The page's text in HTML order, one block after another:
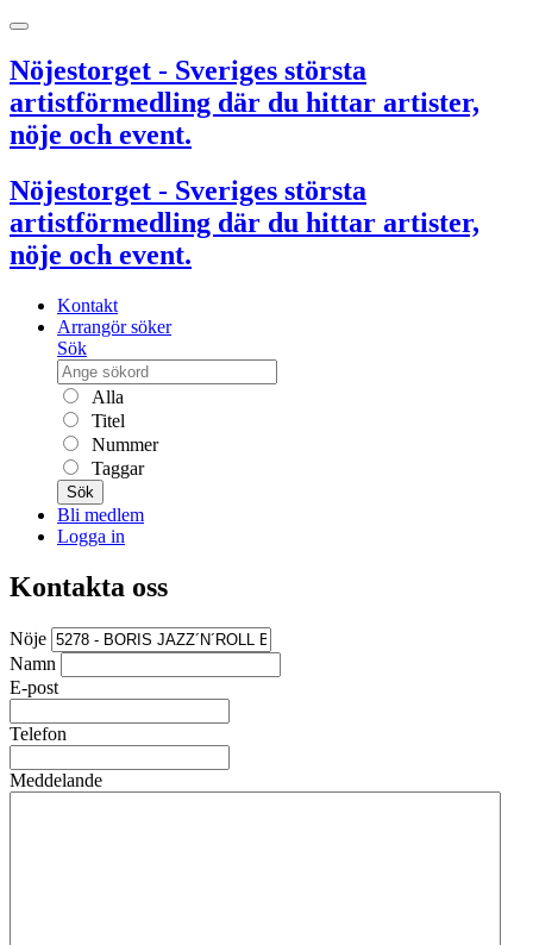
Nöjestorget - Sveriges största
artistförmedling där du hittar artister,
nöje och event.
Nöjestorget - Sveriges största
artistförmedling där du hittar artister,
nöje och event.
Kontakt
Arrangör söker
Sök
Alla
Titel
Nummer
Taggar
Sök
Bli medlem
Logga in
Kontakta oss
Nöje
Namn
E-post
Telefon
Meddelande